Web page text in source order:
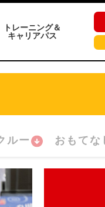
トレーニング＆
キャリアパス
ルー おもてな